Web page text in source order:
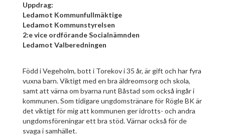
Uppdrag:
Ledamot Kommunfullmäktige
Ledamot Kommunstyrelsen
2:e vice ordförande Socialnämnden
Ledamot Valberedningen
Född i Vegeholm, bott i Torekov i 35 år, är gift och har fyra
vuxna barn. Viktigt med en bra äldreomsorg och skola,
samt att värna om byarna runt Båstad som också ingår i
kommunen. Som tidigare ungdomstränare för Rögle BK är
det viktigt för mig att kommunen ger idrotts- och andra
ungdomsföreningar ett bra stöd. Värnar också för de
svaga i samhället.